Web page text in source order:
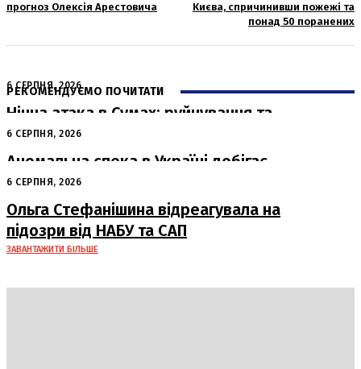
прогноз Олексія Арестовича
Києва, спричинивши пожежі та
понад 50 поранених
РЕКОМЕНДУЄМО ПОЧИТАТИ
6 СЕРПНЯ, 2026
Нічна атака в Сумах: руйнування та
жертви від російських авіабомб
6 СЕРПНЯ, 2026
Аномальна спека в Україні добігає
кінця: очікується похолодання
6 СЕРПНЯ, 2026
Ольга Стефанішина відреагувала на
підозри від НАБУ та САП
ЗАВАНТАЖИТИ БІЛЬШЕ